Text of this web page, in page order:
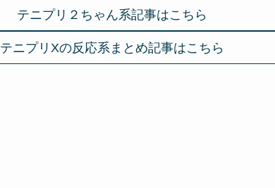
テニプリ２ちゃん系記事はこちら
テニプリXの反応系まとめ記事はこちら